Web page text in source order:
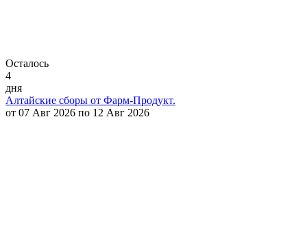
Осталось
4
дня
Алтайские сборы от Фарм-Продукт.
от 07 Авг 2026 по 12 Авг 2026